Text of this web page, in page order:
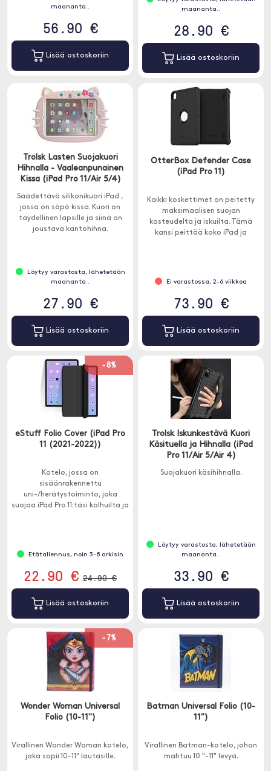
maananta..
56.90 €
Lisää ostoskoriin
maananta..
28.90 €
Lisää ostoskoriin
Trolsk Lasten Suojakuori
Hihnalla - Vaaleanpunainen
Kissa (iPad Pro 11/Air 5/4)
Säädettävä silikonikuori iPad ,
jossa on söpö kissa. Kuori on
täydellinen lapsille ja siinä on
joustava kantohihna.
Löytyy varastosta, lähetetään
maananta..
27.90 €
Lisää ostoskoriin
OtterBox Defender Case
(iPad Pro 11)
Kaikki koskettimet on peitetty
maksimaalisen suojan
kosteudelta ja iskuilta. Tämä
kansi peittää koko iPad ja
Ei varastossa, 2-6 viikkoa
73.90 €
Lisää ostoskoriin
-8%
eStuff Folio Cover (iPad Pro
11 (2021-2022))
Kotelo, jossa on
sisäänrakennettu
uni-/herätystoiminto, joka
suojaa iPad Pro 11:täsi kolhuilta ja
Etätallennus, noin 3-8 arkisin
22.90 € 24.90 €
Lisää ostoskoriin
Trolsk Iskunkestävä Kuori
Käsituella ja Hihnalla (iPad
Pro 11/Air 5/Air 4)
Suojakuori käsihihnalla.
Löytyy varastosta, lähetetään
maananta..
33.90 €
Lisää ostoskoriin
-7%
Wonder Woman Universal
Folio (10-11")
Virallinen Wonder Woman kotelo,
joka sopii 10-11" lautasille.
Batman Universal Folio (10-
11")
Virallinen Batman-kotelo, johon
mahtuu 10 "-11" levyä.